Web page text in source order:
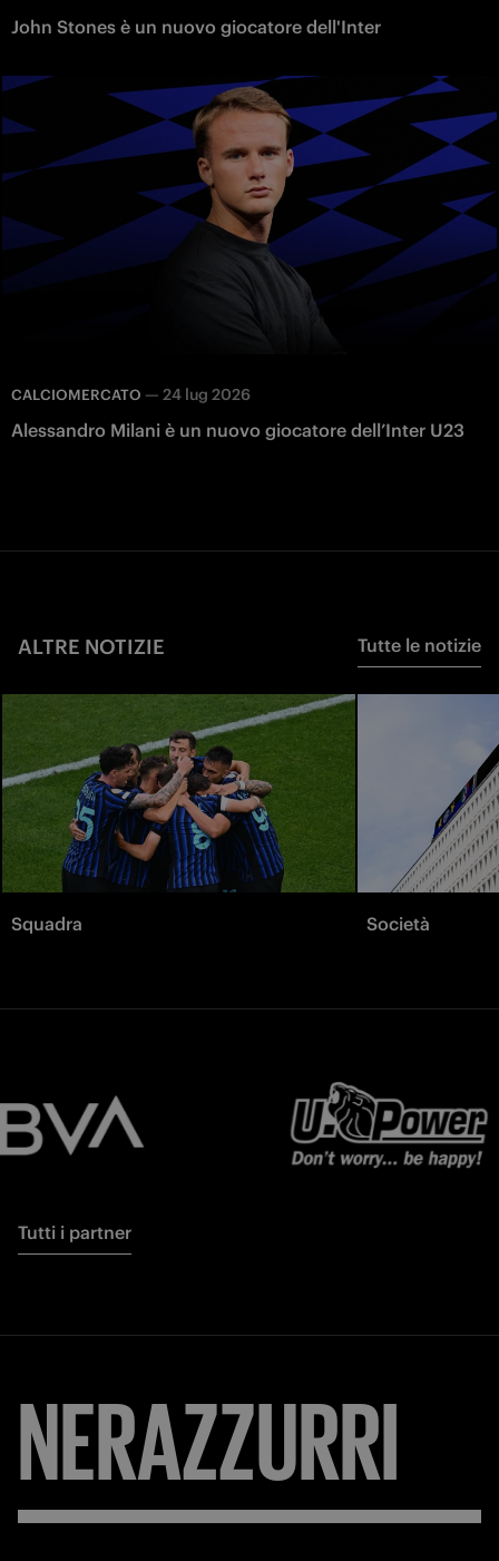
John Stones è un nuovo giocatore dell'Inter
CALCIOMERCATO — 24 lug 2026
Alessandro Milani è un nuovo giocatore dell’Inter U23
ALTRE NOTIZIE Tutte le notizie
Squadra Società
Tutti i partner
NERAZZURRI